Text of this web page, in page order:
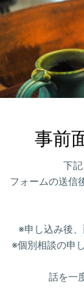
事前
下
フォームの送信
※申し込み後
※個別相談の申
話を一